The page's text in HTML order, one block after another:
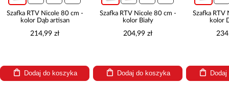
Szafka RTV Nicole 80 cm -
kolor Dąb artisan
214,99 zł
Dodaj do koszyka
Szafka RTV Nicole 80 cm -
kolor Biały
204,99 zł
Dodaj do koszyka
Szafka RTV
kolor